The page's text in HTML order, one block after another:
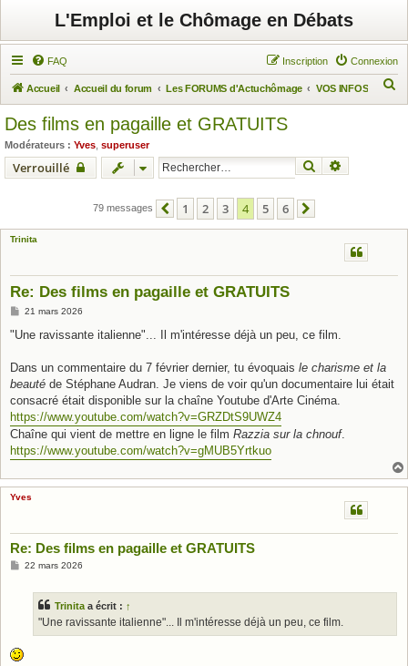
L'Emploi et le Chômage en Débats
FAQ Connexion
Inscription
Accueil Accueil du forum Les FORUMS d'Actuchômage VOS INFOS
Des films en pagaille et GRATUITS
Modérateurs : Yves superuser
Verrouillé Rechercher
79 messages Précédent
1 2 3 4 5 6
Trinita
Re: Des films en pagaille et GRATUITS
M
s
g
21 mars 2026
"Une ravissante italienne"... Il m'intéresse déjà un peu, ce film.
Dans un commentaire du 7 février dernier, tu évoquais le charisme et la
beauté de Stéphane Audran. Je viens de voir qu'un documentaire lui était
consacré était disponible sur la chaîne Youtube d'Arte Cinéma.
https://www.youtube.com/watch?v=GRZDtS9UWZ4
Chaîne qui vient de mettre en ligne le film Razzia sur la chnouf.
https://www.youtube.com/watch?v=gMUB5Yrtkuo
Yves
Re: Des films en pagaille et GRATUITS
M22 mars 2026
Trinitaa écrit : ↑
"Une ravissante italienne"... Il m'intéresse déjà un peu, ce film.